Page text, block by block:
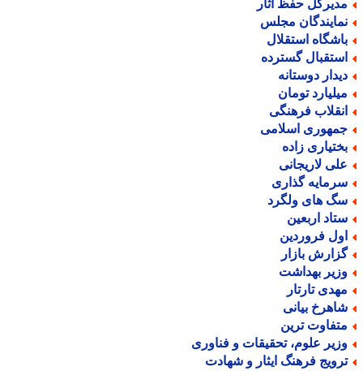
حفظ آثار
مجلس
استقلال
گسترده
دوستانه
تومان
فرهنگی
اسلامی
زاده
لاریجانی
گذاری
های ولگرد
اربعین
فروردین
بازار
بهداشت
تارتار
بیانی
ترین
علوم، تحقیقات و فناوری
فرهنگ ایثار و شهادت